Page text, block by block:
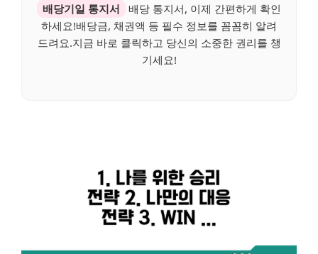
배당기일 통지서
배당 통지서, 이제 간편하게 확인
하세요!배당금, 채권액 등 필수 정보를 꼼꼼히 알려
드려요.지금 바로 클릭하고 당신의 소중한 권리를 챙
기세요!